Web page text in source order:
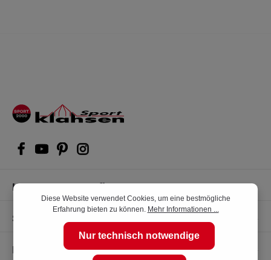
Kompetente Kaufberatung
Shop Service
Informationen
Diese Website verwendet Cookies, um eine bestmögliche
Erfahrung bieten zu können. Mehr Informationen ...
Nur technisch notwendige